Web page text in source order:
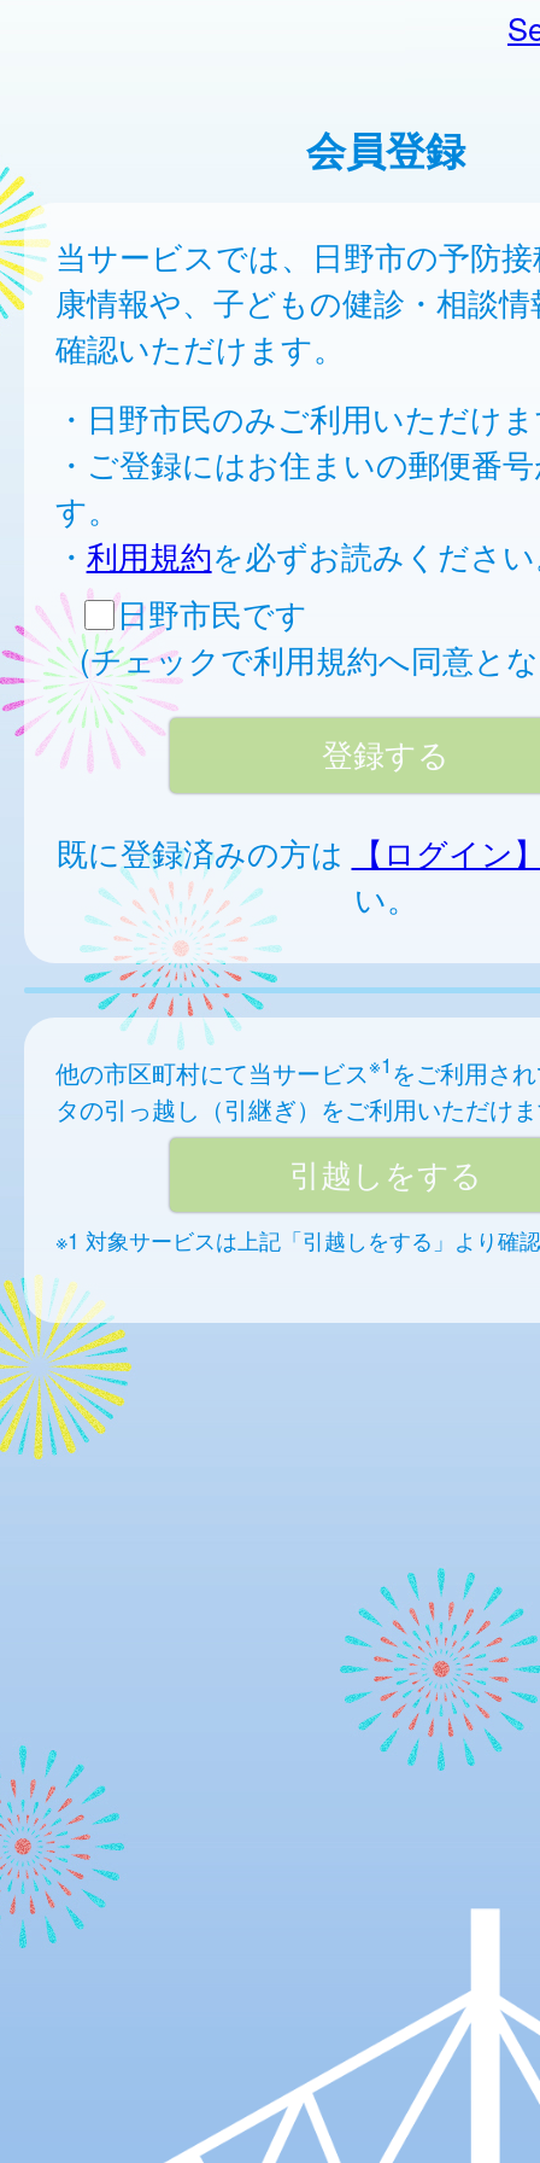
会員登録
当サービスでは、日野市の予防
康情報や、子どもの健診・相談
確認いただけます。
・日野市民のみご利用いただけ
・ご登録にはお住まいの郵便番
す。
・ 利用規約を必ずお読みくださ
日野市民です
(チェックで利用規約へ同意と
既に登録済みの方は
【ログイン
い。
他の市区町村にて当サービス※1 をご利用さ
タの引っ越し（引継ぎ）をご利用いただけ
※1 対象サービスは上記「引越しをする」より確